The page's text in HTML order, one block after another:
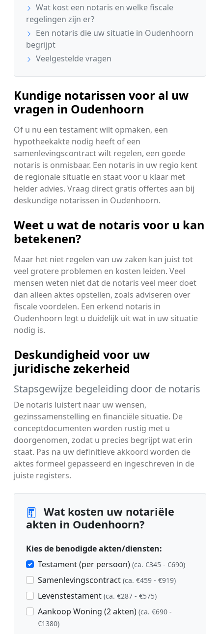
Wat kost een notaris en welke fiscale
regelingen zijn er?
Een notaris die uw situatie in Oudenhoorn
begrijpt
Veelgestelde vragen
Kundige notarissen voor al uw
vragen in Oudenhoorn
Of u nu een testament wilt opmaken, een
hypotheekakte nodig heeft of een
samenlevingscontract wilt regelen, een goede
notaris is onmisbaar. Een notaris in uw regio kent
de regionale situatie en staat voor u klaar met
helder advies. Vraag direct gratis offertes aan bij
deskundige notarissen in Oudenhoorn.
Weet u wat de notaris voor u kan
betekenen?
Maar het niet regelen van uw zaken kan juist tot
veel grotere problemen en kosten leiden. Veel
mensen weten niet dat de notaris veel meer doet
dan alleen aktes opstellen, zoals adviseren over
fiscale voordelen. Een erkend notaris in
Oudenhoorn legt u duidelijk uit wat in uw situatie
nodig is.
Deskundigheid voor uw
juridische zekerheid
Stapsgewijze begeleiding door de notaris
De notaris luistert naar uw wensen,
gezinssamenstelling en financiële situatie. De
conceptdocumenten worden rustig met u
doorgenomen, zodat u precies begrijpt wat erin
staat. Pas na uw definitieve akkoord worden de
aktes formeel gepasseerd en ingeschreven in de
juiste registers.
Wat kosten uw notariële
akten in Oudenhoorn?
Kies de benodigde akten/diensten:
Testament (per persoon) (ca. €345 - €690)
Samenlevingscontract (ca. €459 - €919)
Levenstestament (ca. €287 - €575)
Aankoop Woning (2 akten) (ca. €690 -
€1380)